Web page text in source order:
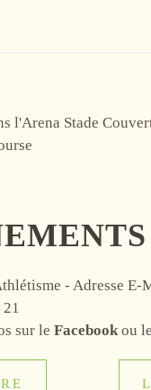
l'Arena Stade
- Adresse E-
sur le Facebook ou le